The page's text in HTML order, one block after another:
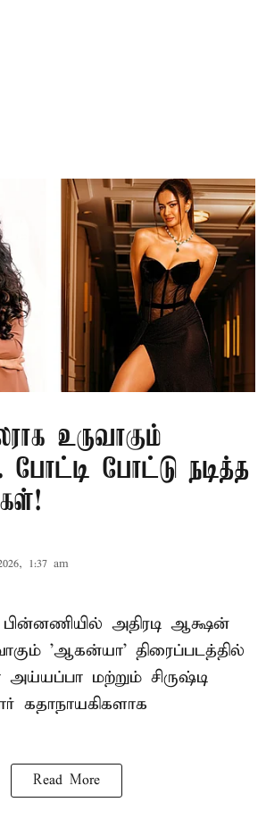
உருவாகும்
போட்டு நடித்த
1:37 am
பின்னணியில் அதிரடி ஆக்ஷன்
'ஆகன்யா' திரைப்படத்தில்
அய்யப்பா மற்றும் சிருஷ்டி
கதாநாயகிகளாக
Read More